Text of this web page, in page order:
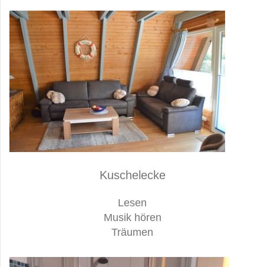
Kuschelecke
Lesen
Musik hören
Träumen